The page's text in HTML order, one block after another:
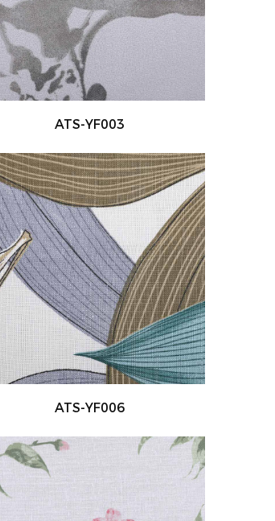
ATS-YF003
ATS-YF006